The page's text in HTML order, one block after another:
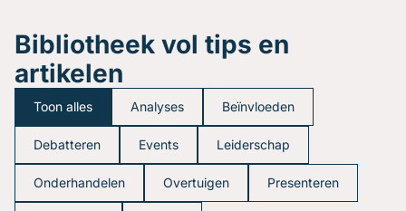
Bibliotheek vol tips en
artikelen
Toon alles Analyses Beïnvloeden
Debatteren Events Leiderschap
Onderhandelen Overtuigen Presenteren